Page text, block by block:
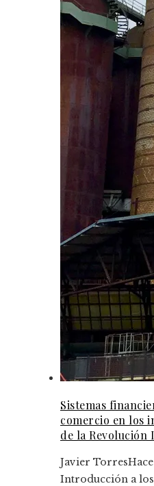
Sistemas
comercio en los
de la Revolución
Javier Torres
Introducción a